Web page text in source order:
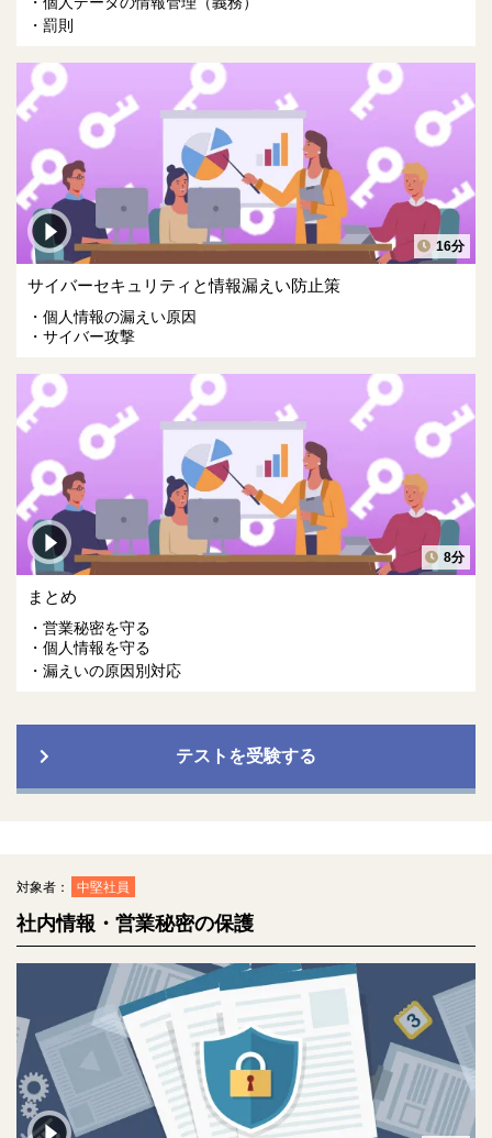
罰則
16分
サイバーセキュリティと情報漏えい防止策
個人情報の漏えい原因
サイバー攻撃
8分
まとめ
営業秘密を守る
個人情報を守る
漏えいの原因別対応
テストを受験する
社内情報・営業秘密の保護
対象者： 中堅社員